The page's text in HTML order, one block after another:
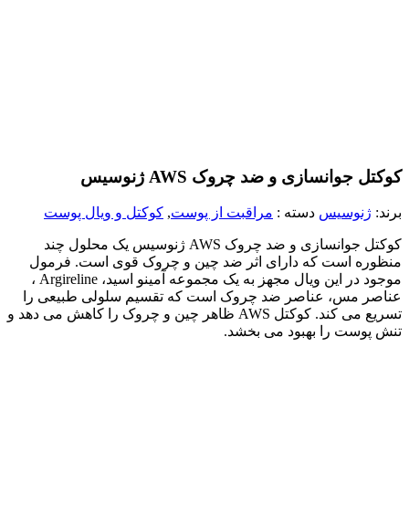
کوکتل جوانسازی و ضد چروک AWS ژنوسیس
برند: ژنوسیس دسته : مراقبت از پوست, کوکتل‌ و ویال پوست
کوکتل جوانسازی و ضد چروک AWS ژنوسیس یک محلول چند
منظوره است که دارای اثر ضد چین و چروک قوی است. فرمول
موجود در این ویال مجهز به یک مجموعه آمینو اسید، Argireline ،
عناصر مس، عناصر ضد چروک است که تقسیم سلولی طبیعی را
تسریع می کند. کوکتل AWS ظاهر چین و چروک را کاهش می دهد و
تنش پوست را بهبود می بخشد.